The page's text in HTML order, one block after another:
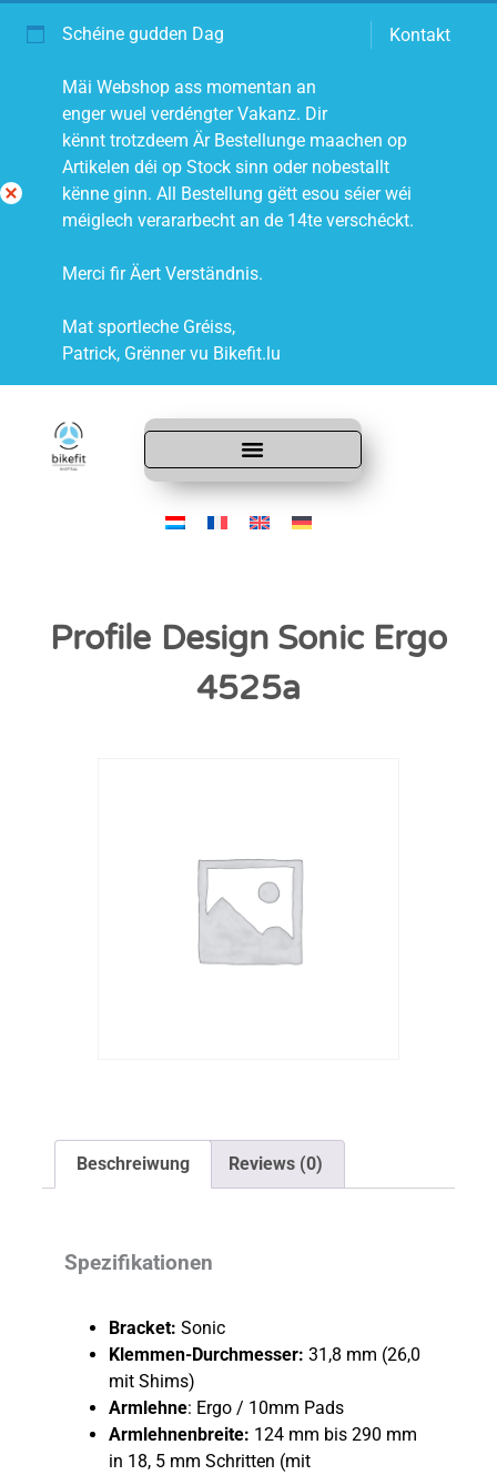
Kontakt
Schéine gudden Dag
Mäi Webshop ass momentan an
enger wuel verdéngter Vakanz. Dir
kënnt trotzdeem Är Bestellunge maachen op
Artikelen déi op Stock sinn oder nobestallt
kënne ginn. All Bestellung gëtt esou séier wéi
méiglech verararbecht an de 14te verschéckt.
Merci fir Äert Verständnis.
Mat sportleche Gréiss,
Patrick, Grënner vu Bikefit.lu
Profile Design Sonic Ergo
4525a
Beschreiwung Reviews (0)
Spezifikationen
Bracket: Sonic
Klemmen-Durchmesser: 31,8 mm (26,0
mit Shims)
Armlehne: Ergo / 10mm Pads
Armlehnenbreite: 124 mm bis 290 mm
in 18, 5 mm Schritten (mit